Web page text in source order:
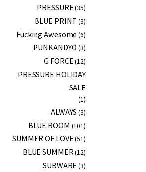
PRESSURE (35)
BLUE PRINT (3)
Fucking Awesome (6)
PUNKANDYO (3)
G FORCE (12)
PRESSURE HOLIDAY
SALE
(1)
ALWAYS (3)
BLUE ROOM (101)
SUMMER OF LOVE (51)
BLUE SUMMER (12)
SUBWARE (3)